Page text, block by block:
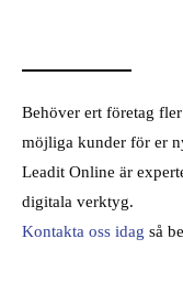
Behöver ert företag fler
möjliga kunder för er
Leadit Online är
digitala verktyg.
Kontakta oss idag så